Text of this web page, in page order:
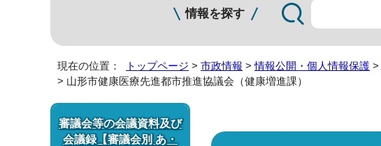
情報を探す
現在の位置： トップページ > 市政情報 >情報公開・個人情報保護 >
> 山形市健康医療先進都市推進協議会（健康増進課）
審議会等の会議資料及び
会議録【審議会別 あ・